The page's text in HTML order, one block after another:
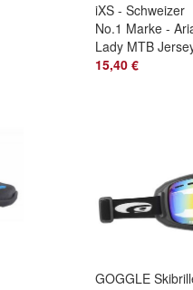
iXS - Schweizer
No.1 Marke -
Lady MTB
Super Sales !! #
15,40 €
GOGGLE